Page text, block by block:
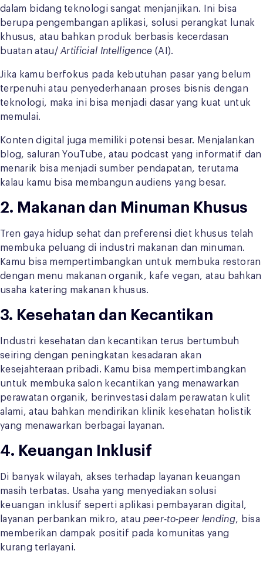
dalam bidang teknologi sangat menjanjikan. Ini bisa
berupa pengembangan aplikasi, solusi perangkat lunak
khusus, atau bahkan produk berbasis kecerdasan
buatan atau/Artificial Intelligence (AI).
Jika kamu berfokus pada kebutuhan pasar yang belum
terpenuhi atau penyederhanaan proses bisnis dengan
teknologi, maka ini bisa menjadi dasar yang kuat untuk
memulai.
Konten digital juga memiliki potensi besar. Menjalankan
blog, saluran YouTube, atau podcast yang informatif dan
menarik bisa menjadi sumber pendapatan, terutama
kalau kamu bisa membangun audiens yang besar.
2. Makanan dan Minuman Khusus
Tren gaya hidup sehat dan preferensi diet khusus telah
membuka peluang di industri makanan dan minuman.
Kamu bisa mempertimbangkan untuk membuka restoran
dengan menu makanan organik, kafe vegan, atau bahkan
usaha katering makanan khusus.
3. Kesehatan dan Kecantikan
Industri kesehatan dan kecantikan terus bertumbuh
seiring dengan peningkatan kesadaran akan
kesejahteraan pribadi. Kamu bisa mempertimbangkan
untuk membuka salon kecantikan yang menawarkan
perawatan organik, berinvestasi dalam perawatan kulit
alami, atau bahkan mendirikan klinik kesehatan holistik
yang menawarkan berbagai layanan.
4. Keuangan Inklusif
Di banyak wilayah, akses terhadap layanan keuangan
masih terbatas. Usaha yang menyediakan solusi
keuangan inklusif seperti aplikasi pembayaran digital,
layanan perbankan mikro, atau peer-to-peer lending, bisa
memberikan dampak positif pada komunitas yang
kurang terlayani.